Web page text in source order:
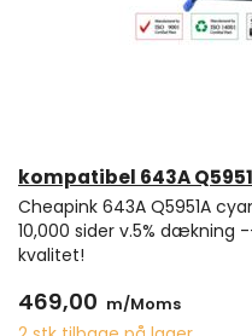
kompatibel 643A
Cheapink 643A Q5951A
10,000 sider v.5% dækning
kvalitet!
469,00 m/Moms